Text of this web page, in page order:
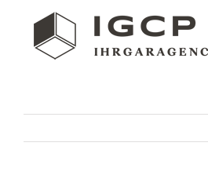
content